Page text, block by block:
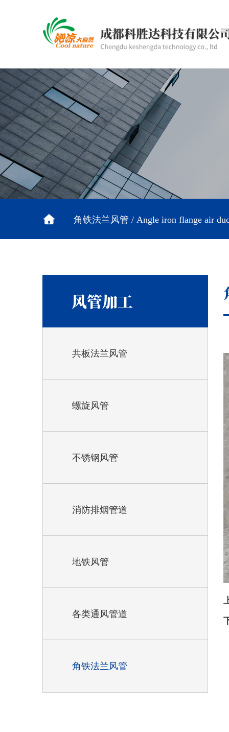
角铁法兰风管 / Angle iron flange air
风管加工
共板法兰风管
螺旋风管
不锈钢风管
消防排烟管道
地铁风管
各类通风管道
角铁法兰风管